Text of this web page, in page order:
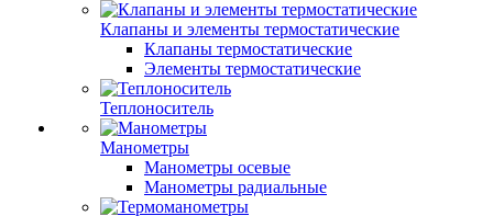
Клапаны и элементы термостатические
Клапаны термостатические
Элементы термостатические
Теплоноситель
Манометры
Манометры осевые
Манометры радиальные